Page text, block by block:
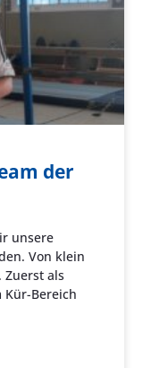
der
unsere
Von klein
Zuerst als
Bereich